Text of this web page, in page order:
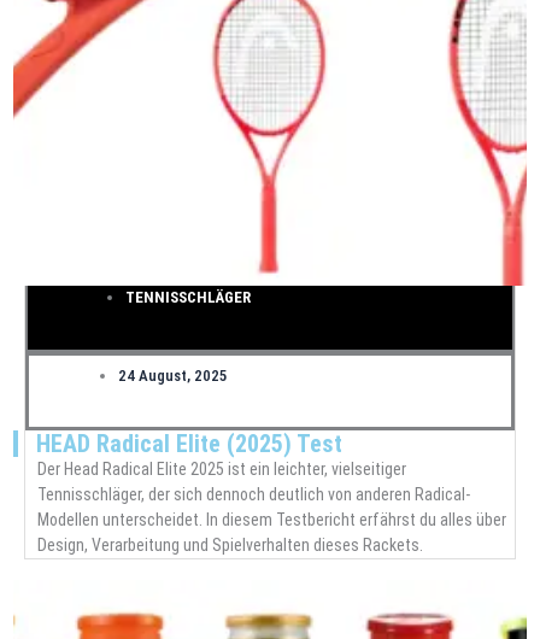
TENNISSCHLÄGER
24 August, 2025
HEAD Radical Elite (2025) Test
Der Head Radical Elite 2025 ist ein leichter, vielseitiger
Tennisschläger, der sich dennoch deutlich von anderen Radical-
Modellen unterscheidet. In diesem Testbericht erfährst du alles über
Design, Verarbeitung und Spielverhalten dieses Rackets.